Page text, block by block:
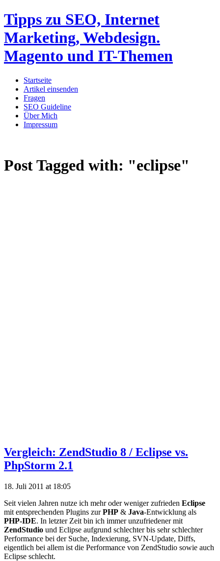
Tipps zu SEO, Internet
Marketing, Webdesign.
Magento und IT-Themen
Startseite
Artikel einsenden
Fragen
SEO Guideline
Über Mich
Impressum
Post Tagged with: "eclipse"
Vergleich: ZendStudio 8 / Eclipse vs.
PhpStorm 2.1
18. Juli 2011 at 18:05
Seit vielen Jahren nutze ich mehr oder weniger zufrieden Eclipse
mit entsprechenden Plugins zurPHP & Java-Entwicklung als
PHP-IDE. In letzter Zeit bin ich immer unzufriedener mit
ZendStudio und Eclipse aufgrund schlechter bis sehr schlechter
Performance bei der Suche, Indexierung, SVN-Update, Diffs,
eigentlich bei allem ist die Performance von ZendStudio sowie auch
Eclipse schlecht.